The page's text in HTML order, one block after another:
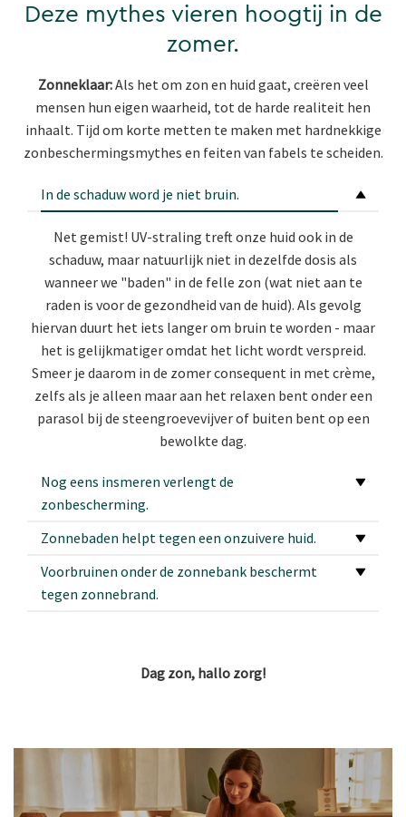
Deze mythes vieren hoogtij in de
zomer.
Zonneklaar:Als het om zon en huid gaat, creëren veel
mensen hun eigen waarheid, tot de harde realiteit hen
inhaalt. Tijd om korte metten te maken met hardnekkige
zonbeschermingsmythes en feiten van fabels te scheiden.
In de schaduw word je niet bruin.
Net gemist! UV-straling treft onze huid ook in de
schaduw, maar natuurlijk niet in dezelfde dosis als
wanneer we "baden" in de felle zon (wat niet aan te
raden is voor de gezondheid van de huid). Als gevolg
hiervan duurt het iets langer om bruin te worden - maar
het is gelijkmatiger omdat het licht wordt verspreid.
Smeer je daarom in de zomer consequent in met crème,
zelfs als je alleen maar aan het relaxen bent onder een
parasol bij de steengroevevijver of buiten bent op een
bewolkte dag.
Nog eens insmeren verlengt de
zonbescherming.
Zonnebaden helpt tegen een onzuivere huid.
Voorbruinen onder de zonnebank beschermt
tegen zonnebrand.
Dag zon, hallo zorg!